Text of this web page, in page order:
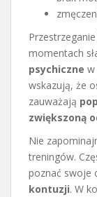
momentach
psychiczne w
wskazują, że
zauważają
zwiększoną
Nie
treningów.
poznać swoje
kontuzji. W